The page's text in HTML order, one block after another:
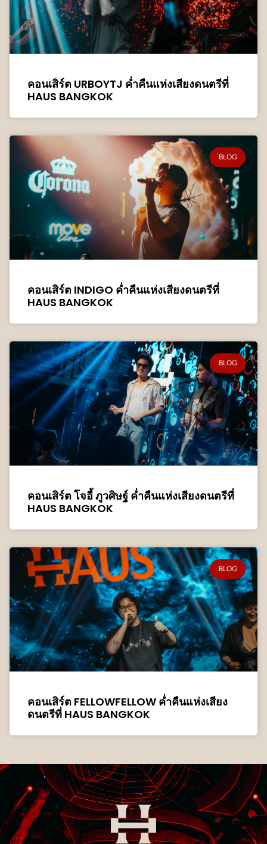
คอนเสิร์ต URBOYTJ ค่ำคืนแห่งเสียงดนตรีที่
HAUS BANGKOK
BLOG
คอนเสิร์ต INDIGO ค่ำคืนแห่งเสียงดนตรีที่
HAUS BANGKOK
BLOG
คอนเสิร์ต โจอี้ ภูวศิษฐ์ ค่ำคืนแห่งเสียงดนตรีที่
HAUS BANGKOK
BLOG
คอนเสิร์ต FELLOWFELLOW ค่ำคืนแห่งเสียง
ดนตรีที่ HAUS BANGKOK